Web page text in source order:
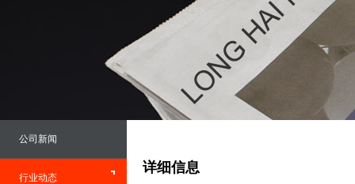
公司新闻
行业动态
详细信息